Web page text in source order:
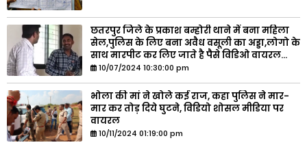
छतरपुर जिले के प्रकाश बम्होरी थाने में बना महिला
सेल,पुलिस के लिए बना अवैध वसूली का अड्डा,लोगो के
साथ मारपीट कर लिए जाते है पैसे विडिओ वायरल...
10/07/2024 10:30:00 pm
भोला की मां ने खोले कई राज, कहा पुलिस ने मार-
मार कर तोड़ दिये घुटने, विडियो शोसल मीडिया पर
वायरल
10/11/2024 01:19:00 pm